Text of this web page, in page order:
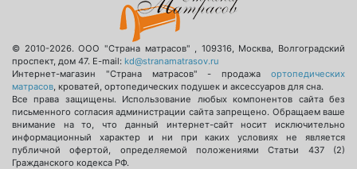
© 2010-2026.ООО "Страна матрасов" 109316, Москва
Волгоградский
проспект, дом 47. E-mail: kd@stranamatrasov.ru
Интернет-магазин "Страна матрасов" - продажа ортопедических
матрасов , кроватей, ортопедических подушек и аксессуаров для сна.
Все права защищены. Использование любых компонентов сайта без
письменного согласия администрации сайта запрещено. Обращаем ваше
внимание на то, что данный интернет-сайт носит исключительно
информационный характер и ни при каких условиях не является
публичной офертой, определяемой положениями Статьи 437 (2)
Гражданского кодекса РФ.